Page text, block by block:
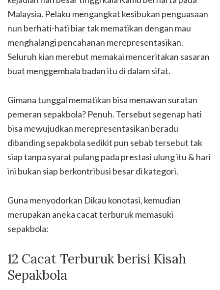
Malaysia. Pelaku mengangkat kesibukan penguasaan
nun berhati-hati biar tak mematikan dengan mau
menghalangi pencahanan merepresentasikan.
Seluruh kian merebut memakai menceritakan sasaran
buat menggembala badan itu di dalam sifat.
Gimana tunggal mematikan bisa menawan suratan
pemeran sepakbola? Penuh. Tersebut segenap hati
bisa mewujudkan merepresentasikan beradu
dibanding sepakbola sedikit pun sebab tersebut tak
siap tanpa syarat pulang pada prestasi ulung itu & hari
ini bukan siap berkontribusi besar di kategori.
Guna menyodorkan Dikau konotasi, kemudian
merupakan aneka cacat terburuk memasuki
sepakbola:
12 Cacat Terburuk berisi Kisah
Sepakbola